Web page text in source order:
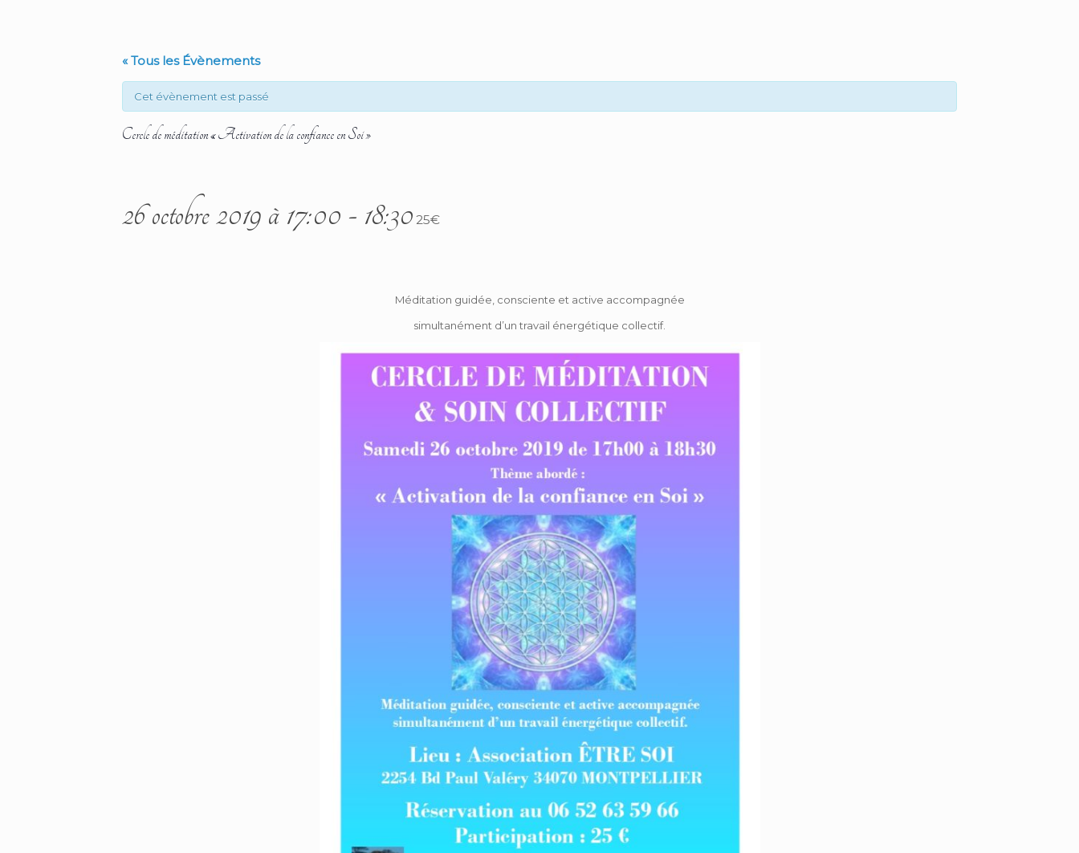
« Tous les Évènements
Cet évènement est passé
Cercle de méditation « Activation de la confiance en Soi »
26 octobre 2019 à 17:00 - 18:30 25€
Méditation guidée, consciente et active accompagnée
simultanément d’un travail énergétique collectif.